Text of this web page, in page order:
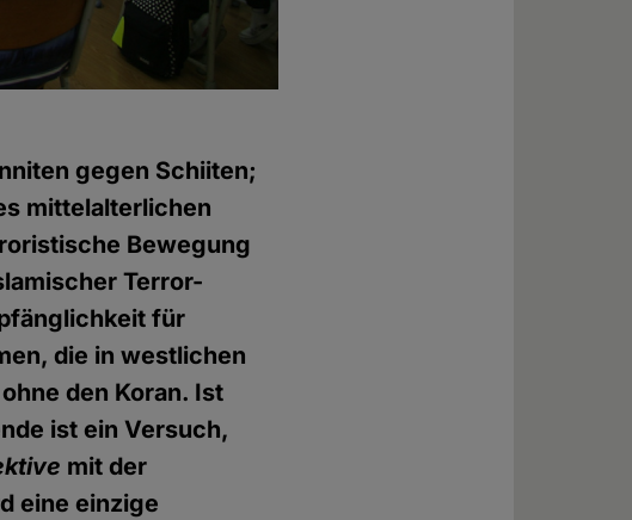
gegen Schiiten;
mittelalterlichen
Bewegung
Terror-
für
die in westlichen
den Koran. Ist
ist ein Versuch,
mit der
eine einzige